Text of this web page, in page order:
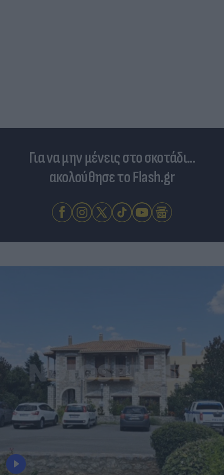
Για να μην μένεις στο σκοτάδι...
ακολούθησε το Flash.gr